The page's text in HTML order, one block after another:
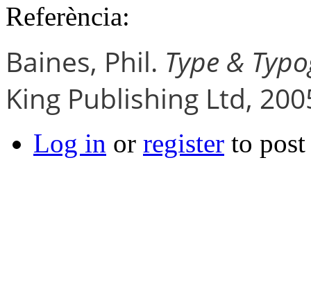
Referència:
Baines, Phil. Type &
King Publishing Ltd,
Log in or register to